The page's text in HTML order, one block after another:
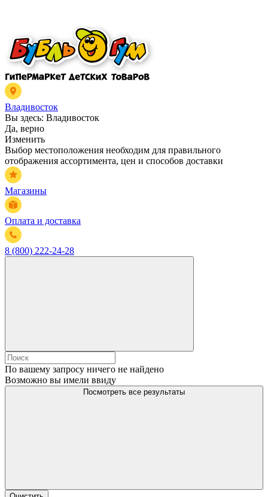
Владивосток
Вы здесь: Владивосток
Да, верно
Изменить
Выбор местоположения необходим для правильного
отображения ассортимента, цен и способов доставки
Магазины
Оплата и доставка
8 (800) 222-24-28
По вашему запросу ничего не найдено
Возможно вы имели ввиду
Посмотреть все результаты